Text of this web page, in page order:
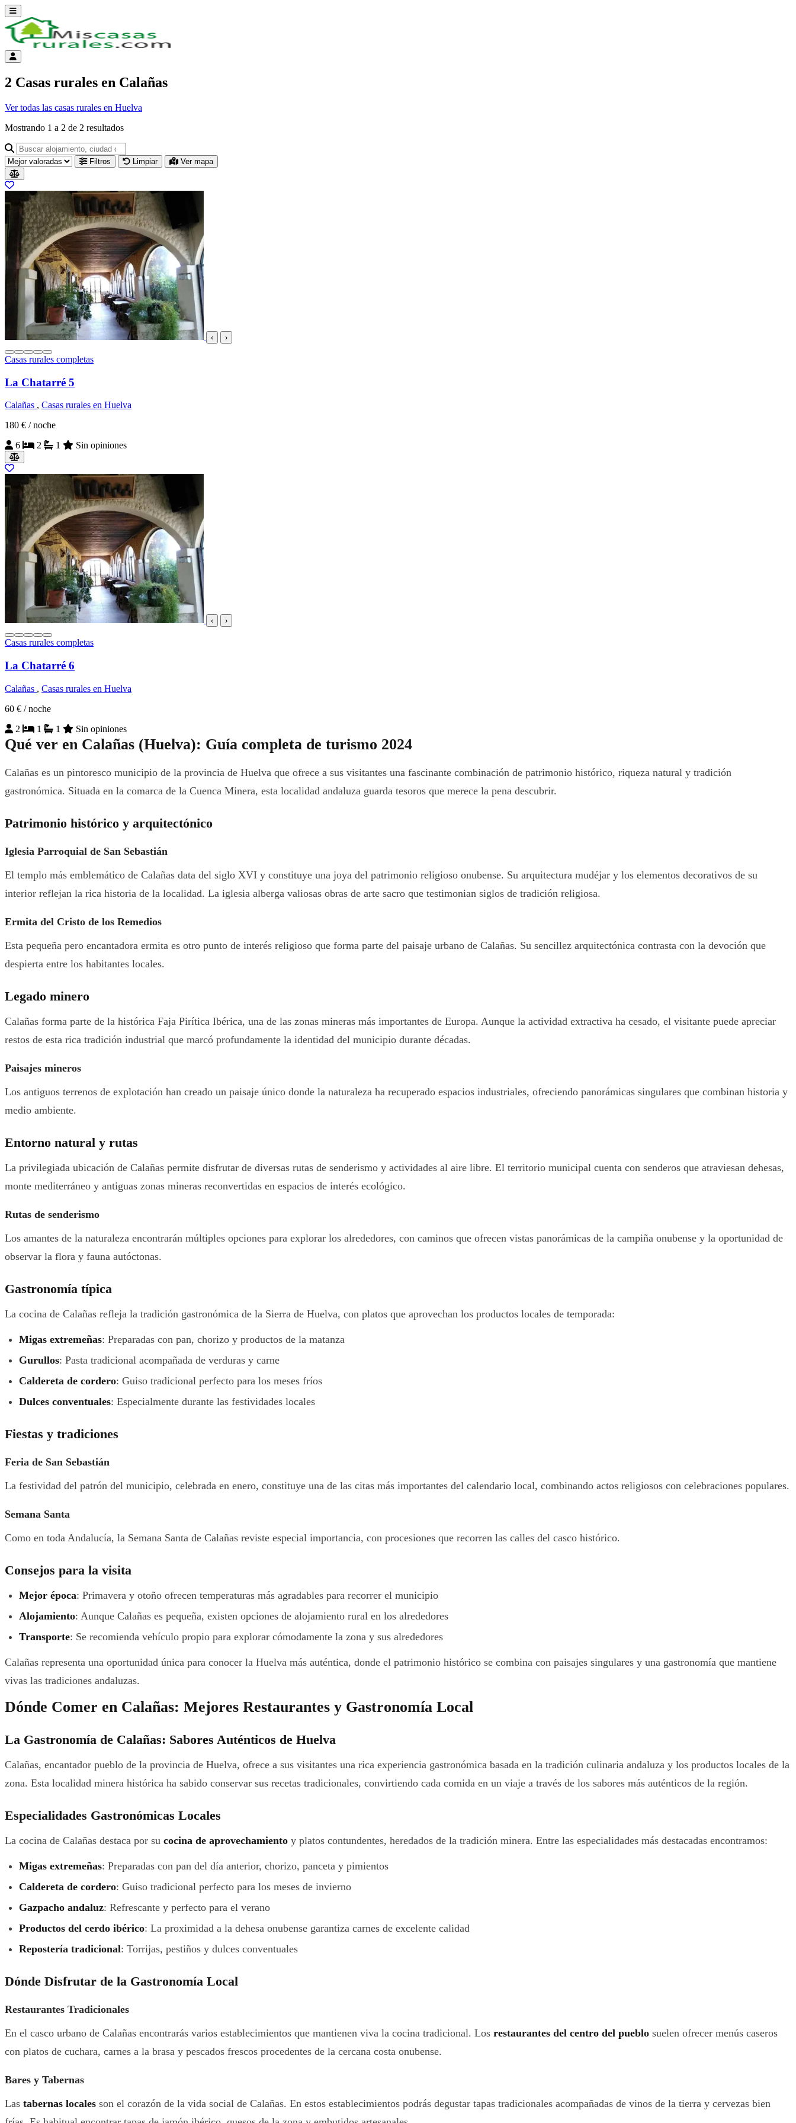
Abrir menú
Menú de cuenta
2 Casas rurales en Calañas
Ver todas las casas rurales en Huelva
Mostrando 1 a 2 de 2 resultados
Buscar alojamiento, ciudad o provincia para ir a su página
Filtros Limpiar Ver mapa
Resultados del listado
‹ ›
Casas rurales completas
La Chatarré 5
Calañas , Casas rurales en Huelva
180 € / noche
6
2 1 Sin opiniones
‹ ›
Casas rurales completas
La Chatarré 6
Calañas , Casas rurales en Huelva
60 € / noche
2
1 1 Sin opiniones
Qué ver en Calañas (Huelva): Guía completa de turismo 2024
Calañas es un pintoresco municipio de la provincia de Huelva que ofrece a sus visitantes una fascinante combinación de patrimonio histórico, riqueza natural y tradición
gastronómica. Situada en la comarca de la Cuenca Minera, esta localidad andaluza guarda tesoros que merece la pena descubrir.
Patrimonio histórico y arquitectónico
Iglesia Parroquial de San Sebastián
El templo más emblemático de Calañas data del siglo XVI y constituye una joya del patrimonio religioso onubense. Su arquitectura mudéjar y los elementos decorativos de su
interior reflejan la rica historia de la localidad. La iglesia alberga valiosas obras de arte sacro que testimonian siglos de tradición religiosa.
Ermita del Cristo de los Remedios
Esta pequeña pero encantadora ermita es otro punto de interés religioso que forma parte del paisaje urbano de Calañas. Su sencillez arquitectónica contrasta con la devoción que
despierta entre los habitantes locales.
Legado minero
Calañas forma parte de la histórica Faja Pirítica Ibérica, una de las zonas mineras más importantes de Europa. Aunque la actividad extractiva ha cesado, el visitante puede apreciar
restos de esta rica tradición industrial que marcó profundamente la identidad del municipio durante décadas.
Paisajes mineros
Los antiguos terrenos de explotación han creado un paisaje único donde la naturaleza ha recuperado espacios industriales, ofreciendo panorámicas singulares que combinan historia y
medio ambiente.
Entorno natural y rutas
La privilegiada ubicación de Calañas permite disfrutar de diversas rutas de senderismo y actividades al aire libre. El territorio municipal cuenta con senderos que atraviesan dehesas,
monte mediterráneo y antiguas zonas mineras reconvertidas en espacios de interés ecológico.
Rutas de senderismo
Los amantes de la naturaleza encontrarán múltiples opciones para explorar los alrededores, con caminos que ofrecen vistas panorámicas de la campiña onubense y la oportunidad de
observar la flora y fauna autóctonas.
Gastronomía típica
La cocina de Calañas refleja la tradición gastronómica de la Sierra de Huelva, con platos que aprovechan los productos locales de temporada:
Migas extremeñas: Preparadas con pan, chorizo y productos de la matanza
Gurullos: Pasta tradicional acompañada de verduras y carne
Caldereta de cordero: Guiso tradicional perfecto para los meses fríos
Dulces conventuales: Especialmente durante las festividades locales
Fiestas y tradiciones
Feria de San Sebastián
La festividad del patrón del municipio, celebrada en enero, constituye una de las citas más importantes del calendario local, combinando actos religiosos con celebraciones populares.
Semana Santa
Como en toda Andalucía, la Semana Santa de Calañas reviste especial importancia, con procesiones que recorren las calles del casco histórico.
Consejos para la visita
Mejor época: Primavera y otoño ofrecen temperaturas más agradables para recorrer el municipio
Alojamiento: Aunque Calañas es pequeña, existen opciones de alojamiento rural en los alrededores
Transporte: Se recomienda vehículo propio para explorar cómodamente la zona y sus alrededores
Calañas representa una oportunidad única para conocer la Huelva más auténtica, donde el patrimonio histórico se combina con paisajes singulares y una gastronomía que mantiene
vivas las tradiciones andaluzas.
Dónde Comer en Calañas: Mejores Restaurantes y Gastronomía Local
La Gastronomía de Calañas: Sabores Auténticos de Huelva
Calañas, encantador pueblo de la provincia de Huelva, ofrece a sus visitantes una rica experiencia gastronómica basada en la tradición culinaria andaluza y los productos locales de la
zona. Esta localidad minera histórica ha sabido conservar sus recetas tradicionales, convirtiendo cada comida en un viaje a través de los sabores más auténticos de la región.
Especialidades Gastronómicas Locales
La cocina de Calañas destaca por su cocina de aprovechamiento y platos contundentes, heredados de la tradición minera. Entre las especialidades más destacadas encontramos:
Migas extremeñas: Preparadas con pan del día anterior, chorizo, panceta y pimientos
Caldereta de cordero: Guiso tradicional perfecto para los meses de invierno
Gazpacho andaluz: Refrescante y perfecto para el verano
Productos del cerdo ibérico: La proximidad a la dehesa onubense garantiza carnes de excelente calidad
Repostería tradicional: Torrijas, pestiños y dulces conventuales
Dónde Disfrutar de la Gastronomía Local
Restaurantes Tradicionales
En el casco urbano de Calañas encontrarás varios establecimientos que mantienen viva la cocina tradicional. Los restaurantes del centro del pueblo suelen ofrecer menús caseros
con platos de cuchara, carnes a la brasa y pescados frescos procedentes de la cercana costa onubense.
Bares y Tabernas
Las tabernas locales son el corazón de la vida social de Calañas. En estos establecimientos podrás degustar tapas tradicionales acompañadas de vinos de la tierra y cervezas bien